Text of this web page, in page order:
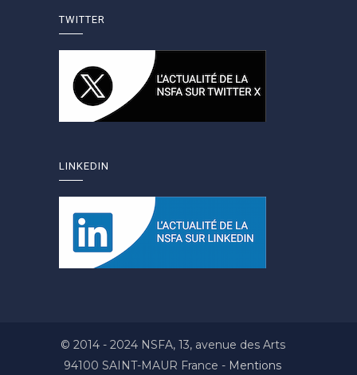
TWITTER
LINKEDIN
© 2014 - 2024 NSFA, 13, avenue des Arts
94100 SAINT-MAUR France - Mentions